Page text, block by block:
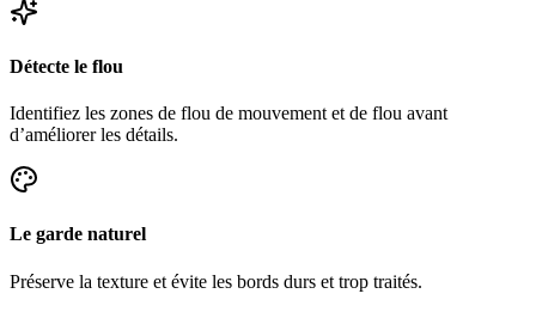
Détecte le flou
Identifiez les zones de flou de mouvement et de flou avant
d’améliorer les détails.
Le garde naturel
Préserve la texture et évite les bords durs et trop traités.